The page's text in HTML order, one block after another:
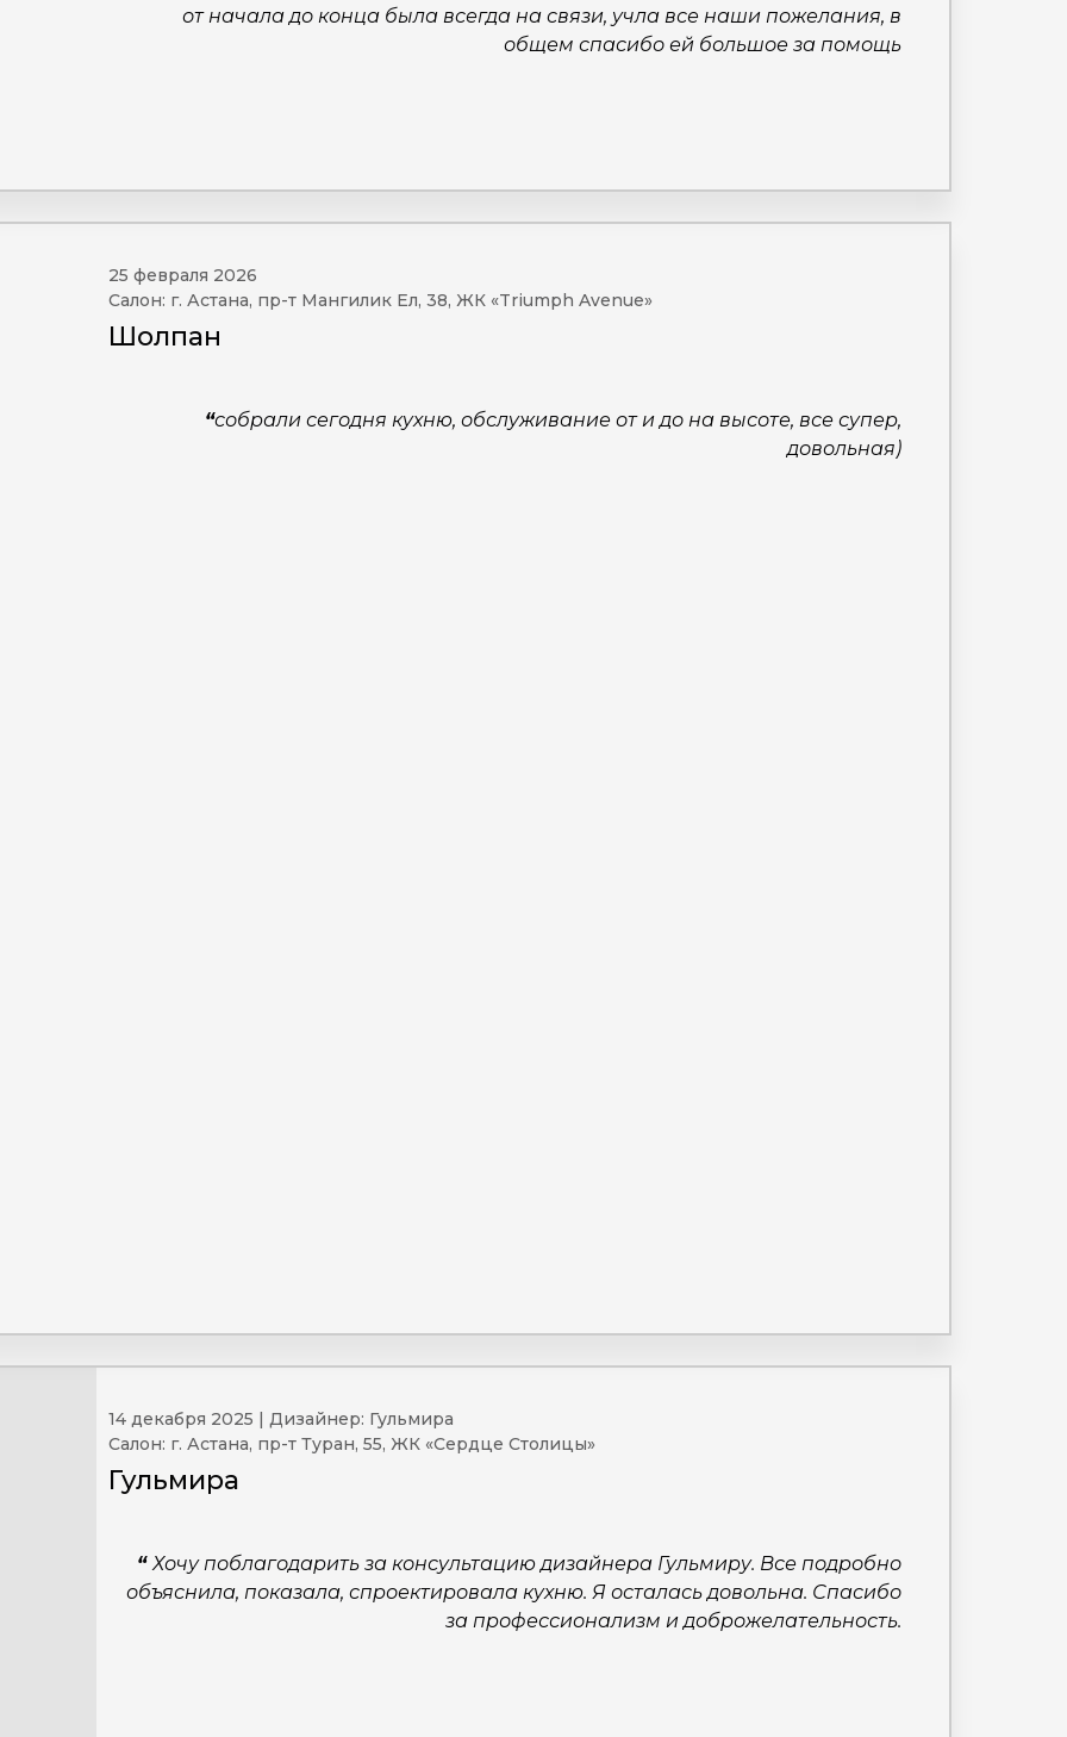
от начала до конца была всегда на связи, учла все наши пожелания, в
общем спасибо ей большое за помощь
25 февраля 2026
Салон: г. Астана, пр-т Мангилик Ел, 38, ЖК «Triumph Avenue»
Шолпан
“собрали сегодня кухню, обслуживание от и до на высоте, все супер,
довольная)
14 декабря 2025 | Дизайнер: Гульмира
Салон: г. Астана, пр-т Туран, 55, ЖК «Сердце Столицы»
Гульмира
“Хочу поблагодарить за консультацию дизайнера Гульмиру. Все подробно
объяснила, показала, спроектировала кухню. Я осталась довольна. Спасибо
за профессионализм и доброжелательность.